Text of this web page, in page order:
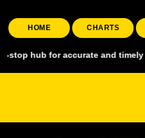
HOME CHARTS
for accurate and timely Delhi